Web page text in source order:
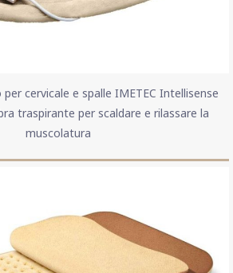
cervicale e spalle IMETEC Intellisense
traspirante per scaldare e rilassare la
muscolatura